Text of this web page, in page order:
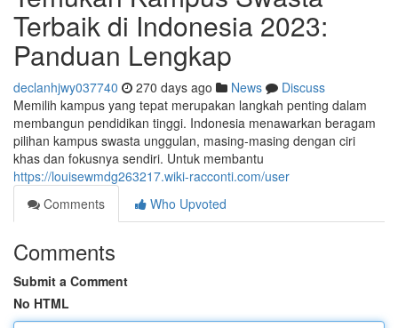
Terbaik di Indonesia 2023:
Panduan Lengkap
declanhjwy037740 270 days ago News
Discuss
Memilih kampus yang tepat merupakan langkah penting dalam
membangun pendidikan tinggi. Indonesia menawarkan beragam
pilihan kampus swasta unggulan, masing-masing dengan ciri
khas dan fokusnya sendiri. Untuk membantu
https://louisewmdg263217.wiki-racconti.com/user
Comments
Who Upvoted
Comments
Submit a Comment
No HTML